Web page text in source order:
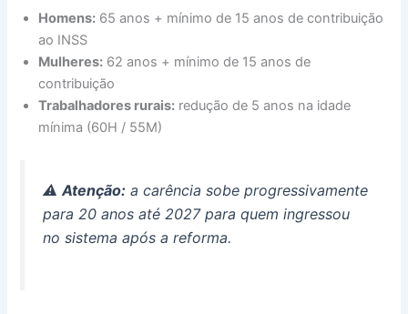
Homens: 65 anos + mínimo de 15 anos de contribuição
ao INSS
Mulheres: 62 anos + mínimo de 15 anos de
contribuição
Trabalhadores rurais: redução de 5 anos na idade
mínima (60H / 55M)
⚠️Atenção: a carência sobe progressivamente
para 20 anos até 2027 para quem ingressou
no sistema após a reforma.